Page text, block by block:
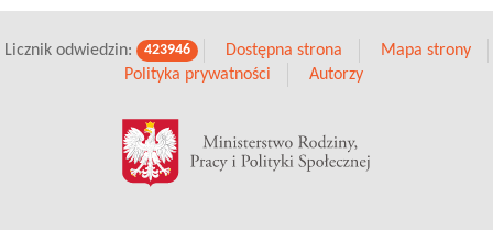
Licznik odwiedzin: 423946 Dostępna strona
Mapa strony
Polityka prywatności
Autorzy